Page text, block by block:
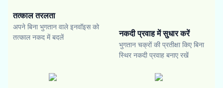
तत्काल तरलता
अपने बिना भुगतान वाले इनवॉइस को
तत्काल नकद में बदलें
नकदी प्रवाह में सुधार करें
भुगतान चक्रों की प्रतीक्षा किए बिना
स्थिर नकदी प्रवाह बनाए रखें